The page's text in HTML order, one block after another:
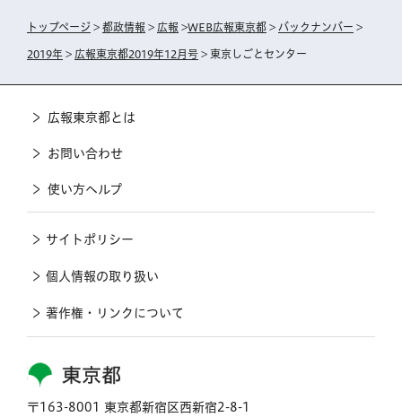
トップページ > 都政情報 > 広報 >WEB広報東京都 > バックナンバー >
2019年 > 広報東京都2019年12月号 > 東京しごとセンター
東京都
〒163-8001 東京都新宿区西新宿2-8-1
広報東京都とは
お問い合わせ
使い方ヘルプ
サイトポリシー
個人情報の取り扱い
著作権・リンクについて